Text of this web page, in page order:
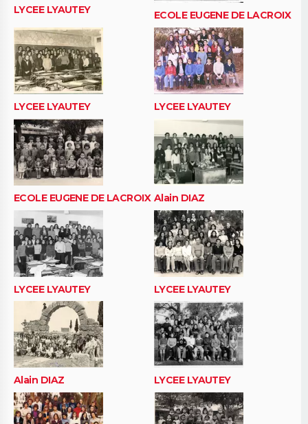
LYCEE LYAUTEY ECOLE EUGENE DE LACROIX
LYCEE LYAUTEY LYCEE LYAUTEY
ECOLE EUGENE DE LACROIX Alain DIAZ
LYCEE LYAUTEY LYCEE LYAUTEY
Alain DIAZ LYCEE LYAUTEY